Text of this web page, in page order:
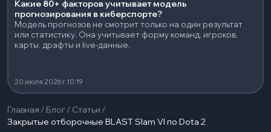
Какие 80+ факторов учитывает модель
прогнозирования в киберспорте?
Модель прогнозов не смотрит только на один результат
или статистику. Она учитывает форму команд, игроков,
карты, драфты и live-данные.
20 июля 2026 г.10:19
Главная / Блог/ Статьи /
Закрытые отборочные BLAST Slam VI по Dota 2